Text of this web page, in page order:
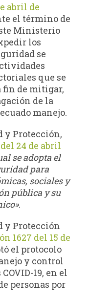
abril de
el término de
Ministerio
los
se
que se
fin de mitigar,
de la
manejo.
y Protección,
24 de abril
se adopta el
para
sociales y
pública y su
.
y Protección
1627 del 15 de
el protocolo
y control
19, en el
personas por